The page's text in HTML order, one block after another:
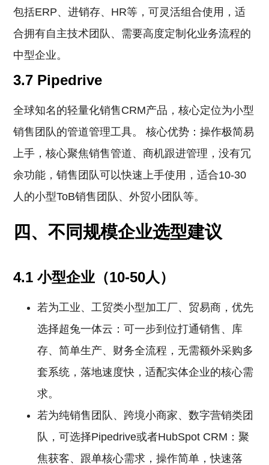
包括ERP、进销存、HR等，可灵活组合使用，适
合拥有自主技术团队、需要高度定制化业务流程的
中型企业。
3.7 Pipedrive
全球知名的轻量化销售CRM产品，核心定位为小型
销售团队的管道管理工具。 核心优势：操作极简易
上手，核心聚焦销售管道、商机跟进管理，没有冗
余功能，销售团队可以快速上手使用，适合10-30
人的小型ToB销售团队、外贸小团队等。
四、不同规模企业选型建议
4.1 小型企业（10-50人）
若为工业、工贸类小型加工厂、贸易商，优先
选择超兔一体云：可一步到位打通销售、库
存、简单生产、财务全流程，无需额外采购多
套系统，落地速度快，适配实体企业的核心需
求。
若为纯销售团队、跨境小商家、数字营销类团
队，可选择Pipedrive或者HubSpot CRM：聚
焦获客、跟单核心需求，操作简单，快速落